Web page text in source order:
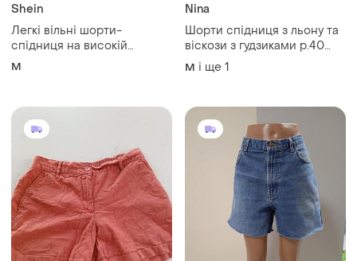
Shein
Легкі вільні шорти-
спідниця на високій
посадці 1+1=3
M
Nina
Шорти спідниця з льону та
віскози з гудзиками р.40
бежеві
M і ще 1